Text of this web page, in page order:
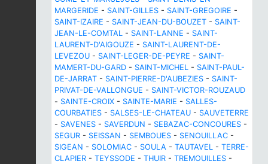
MARGERIDE - SAINT-GILLES - SAINT-GREGOIRE -
SAINT-IZAIRE - SAINT-JEAN-DU-BOUZET - SAINT-
JEAN-LE-COMTAL - SAINT-LANNE - SAINT-
LAURENT-D'AIGOUZE - SAINT-LAURENT-DE-
LEVEZOU - SAINT-LEGER-DE-PEYRE - SAINT-
MAMERT-DU-GARD - SAINT-MICHEL - SAINT-PAUL-
DE-JARRAT - SAINT-PIERRE-D'AUBEZIES - SAINT-
PRIVAT-DE-VALLONGUE - SAINT-VICTOR-ROUZAUD
- SAINTE-CROIX - SAINTE-MARIE - SALLES-
COURBATIES - SALSES-LE-CHATEAU - SAUVETERRE
- SAVENES - SAVERDUN - SEBAZAC-CONCOURES -
SEGUR - SEISSAN - SEMBOUES - SENOUILLAC -
SIGEAN - SOLOMIAC - SOULA - TAUTAVEL - TERRE-
CLAPIER - TEYSSODE - THUIR - TREMOUILLES -